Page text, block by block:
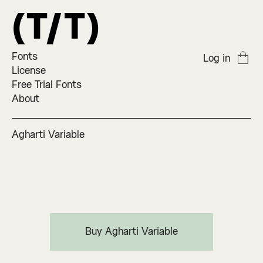
Fonts
License
Free Trial Fonts
About
Log in
Agharti Variable
Buy Agharti Variable